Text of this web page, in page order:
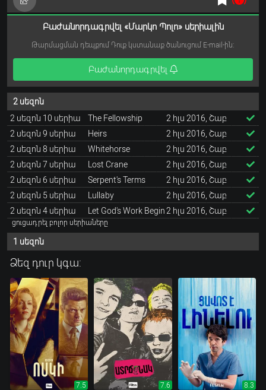
Բաժանորդագրվել «Մարկո Պոլո» սերիալին
Թարմացման դեպքում Դուք կստանաք ծանուցում E-mail-ին:
Բաժանորդագրվել
2 սեզոն
2 սեզոն 10 սերիա
The Fellowship
2 հլս 2016, Շաբ
2 սեզոն 9 սերիա
Heirs
2 հլս 2016, Շաբ
2 սեզոն 8 սերիա
Whitehorse
2 հլս 2016, Շաբ
2 սեզոն 7 սերիա
Lost Crane
2 հլս 2016, Շաբ
2 սեզոն 6 սերիա
Serpent's Terms
2 հլս 2016, Շաբ
2 սեզոն 5 սերիա
Lullaby
2 հլս 2016, Շաբ
2 սեզոն 4 սերիա
Let God's Work Begin2 հլս 2016, Շաբ
ցուցադրել բոլոր սերիաները
1 սեզոն
Ձեզ դուր կգա:
7.5 7.6 8.3